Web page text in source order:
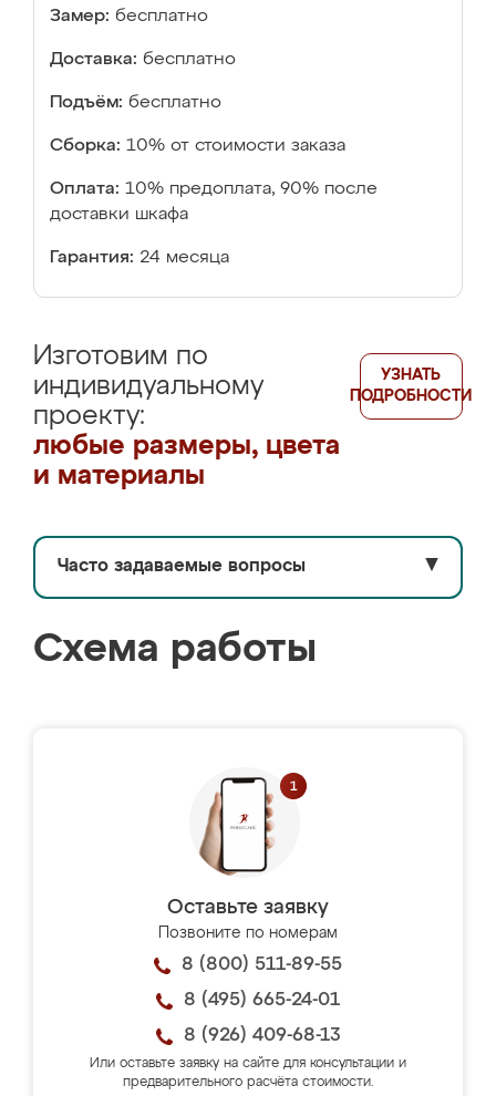
Замер: бесплатно
Доставка: бесплатно
Подъём: бесплатно
Сборка: 10% от стоимости заказа
Оплата: 10% предоплата, 90% после
доставки шкафа
Гарантия: 24 месяца
Изготовим по
индивидуальному
проекту:
любые размеры, цвета
и материалы
УЗНАТЬ
ПОДРОБНОСТИ
Часто задаваемые вопросы ▼
Схема работы
Оставьте заявку
Позвоните по номерам
8 (800) 511-89-55
8 (495) 665-24-01
8 (926) 409-68-13
Или оставьте заявку на сайте для консультации и
предварительного расчёта стоимости.